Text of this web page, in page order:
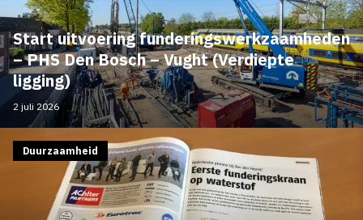
Start uitvoering funderingswerkzaamheden
– PHS Den Bosch – Vught (Verdiepte
ligging)
2 juli 2026
Duurzaamheid